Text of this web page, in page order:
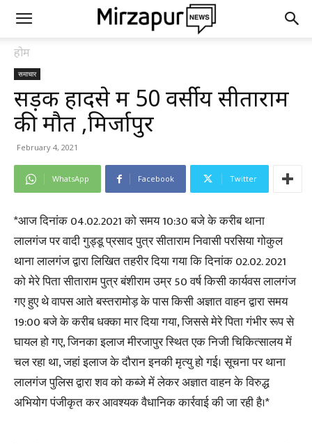
होम
समाचार
सड़क हादसे में 50 वर्सीय सीताराम
की मौत ,मिर्जापुर
February 4, 2021
WhatsApp Facebook Twitter
*आज दिनांक 04.02.2021 को समय 10:30 बजे के करीब थाना
लालगंज पर वादी गुड्डू प्रसाद पुत्र सीताराम निवासी परसिया गोकुल
थाना लालगंज द्वारा लिखित तहरीर दिया गया कि दिनांक 02.02. 2021
को मेरे पिता सीताराम पुत्र बंशीराम उम्र 50 वर्ष किसी कार्यवस लालगंज
गए हुए थे वापस आते बस्तरामोड़ के पास किसी अज्ञात वाहन द्वारा समय
19:00 बजे के करीब धक्का मार दिया गया, जिससे मेरे पिता गंभीर रूप से
घायल हो गए, जिनका इलाज मीरजापुर स्थित एक निजी चिकित्सालय में
चल रहा था, जहां इलाज के दौरान इनकी मृत्यु हो गई। सूचना पर थाना
लालगंज पुलिस द्वारा शव को कब्जे में लेकर अज्ञात वाहन के विरुद्ध
अभियोग पंजीकृत कर आवश्यक वैधानिक कार्रवाई की जा रही है।*